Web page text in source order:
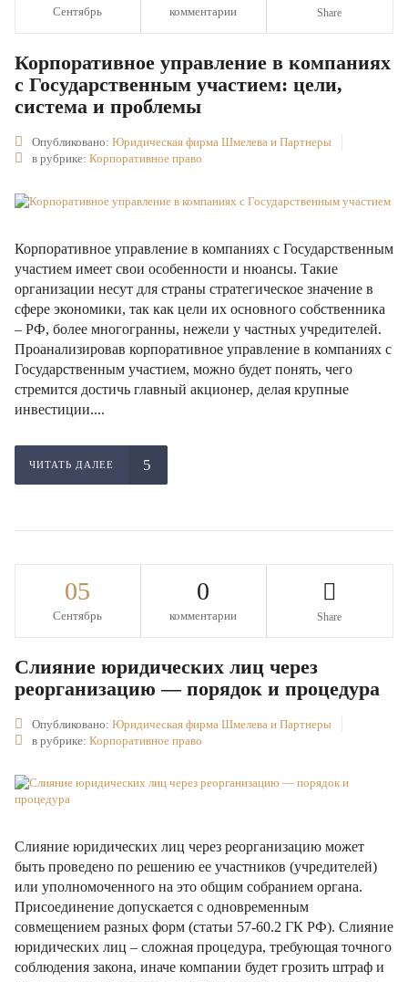
Сентябрь комментарии Share
Корпоративное управление в компаниях
с Государственным участием: цели,
система и проблемы
Опубликовано: Юридическая фирма Шмелева и Партнеры
в рубрике: Корпоративное право
Корпоративное управление в компаниях с Государственным
участием имеет свои особенности и нюансы. Такие
организации несут для страны стратегическое значение в
сфере экономики, так как цели их основного собственника
– РФ, более многогранны, нежели у частных учредителей.
Проанализировав корпоративное управление в компаниях с
Государственным участием, можно будет понять, чего
стремится достичь главный акционер, делая крупные
инвестиции....
ЧИТАТЬ ДАЛЕЕ
05
Сентябрь
0
комментарии Share
Слияние юридических лиц через
реорганизацию — порядок и процедура
Опубликовано: Юридическая фирма Шмелева и Партнеры
в рубрике: Корпоративное право
Слияние юридических лиц через реорганизацию может
быть проведено по решению ее участников (учредителей)
или уполномоченного на это общим собранием органа.
Присоединение допускается с одновременным
совмещением разных форм (статьи 57-60.2 ГК РФ). Слияние
юридических лиц – сложная процедура, требующая точного
соблюдения закона, иначе компании будет грозить штраф и